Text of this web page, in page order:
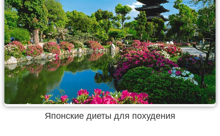
Японские диеты для похудения